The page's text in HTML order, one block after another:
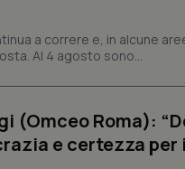
a correre e, in alcune
Al 4 agosto sono...
(Omceo Roma):
e certezza per i
dei cookie di Cookie-Script.com
correttamente.
Questo cookie è impostato
assegnare un identificatore